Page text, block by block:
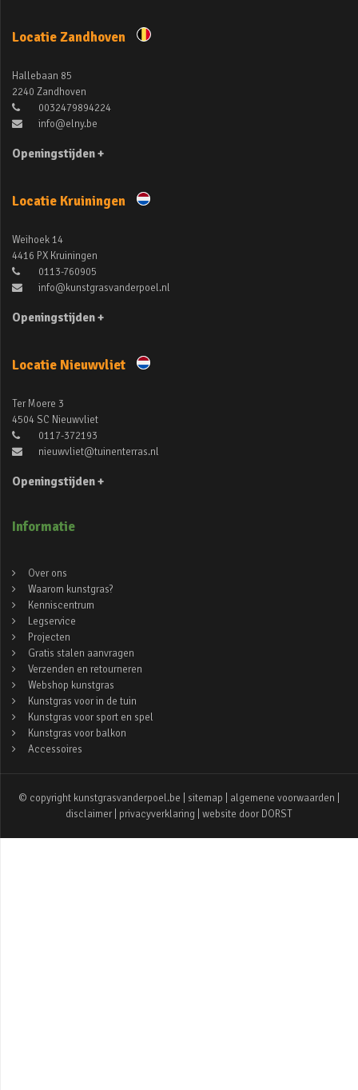
Locatie Zandhoven
Hallebaan 85
2240 Zandhoven
0032479894224
info@elny.be
Openingstijden +
Locatie Kruiningen
Weihoek 14
4416 PX Kruiningen
0113-760905
info@kunstgrasvanderpoel.nl
Openingstijden +
Locatie Nieuwvliet
Ter Moere 3
4504 SC Nieuwvliet
0117-372193
nieuwvliet@tuinenterras.nl
Openingstijden +
Informatie
Over ons
Waarom kunstgras?
Kenniscentrum
Legservice
Projecten
Gratis stalen aanvragen
Verzenden en retourneren
Webshop kunstgras
Kunstgras voor in de tuin
Kunstgras voor sport en spel
Kunstgras voor balkon
Accessoires
© copyright kunstgrasvanderpoel.be | sitemap algemene voorwaarden
disclaimer
privacyverklaring | website door DORST